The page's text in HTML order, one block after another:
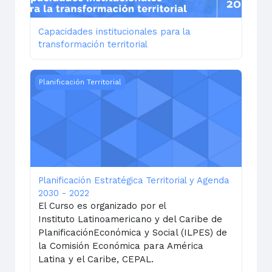
Capacidades institucionales para la
transformación territorial
Planificación Estratégica Territorial y Agenda 2030 -
Planificación Territorial
Planificación Estratégica Territorial y Agenda
2030 - 2022
El Curso es organizado por el
Instituto Latinoamericano y del Caribe de
PlanificaciónEconómica y Social (ILPES) de
la Comisión Económica para América
Latina y el Caribe, CEPAL.